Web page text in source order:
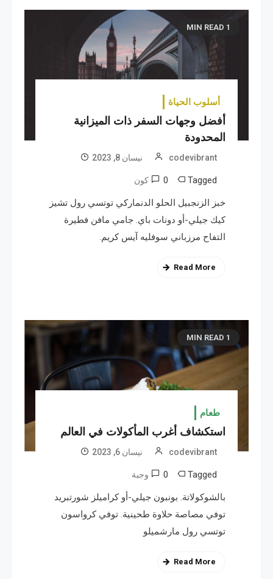
1 MIN READ
أسلوب الحياة
أفضل وجهات السفر ذات الميزانية
المحدودة
نیسان 8, 2023 codevibrant
0 Tagged كون
خبز الزنجبيل الحلو الدنماركي توتسي رول تشيز
كيك جيلي-أو دونات باي. جامي مافن فطيرة
التفاح مرزباني سوفليه آيس كريم.
Read More
1 MIN READ
طعام
استكشاف أغرب المأكولات في العالم
نیسان 6, 2023 codevibrant
0 Tagged وجبة
بالشوكولاتة. بونبون جيلي-أو كراميلز شورتبريد
توفي مصاصة حلاوة طحينية. توفي كرواسون
توتسي رول مارشميلو
Read More